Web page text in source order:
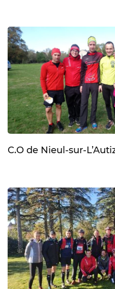
C.O de Nieul-sur-